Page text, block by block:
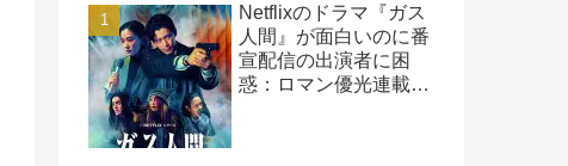
Netflixのドラマ『ガス
人間』が面白いのに番
宣配信の出演者に困
惑：ロマン優光連載